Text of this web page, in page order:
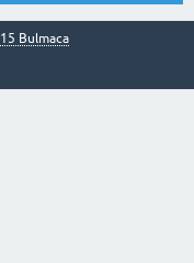
15 Bulmaca